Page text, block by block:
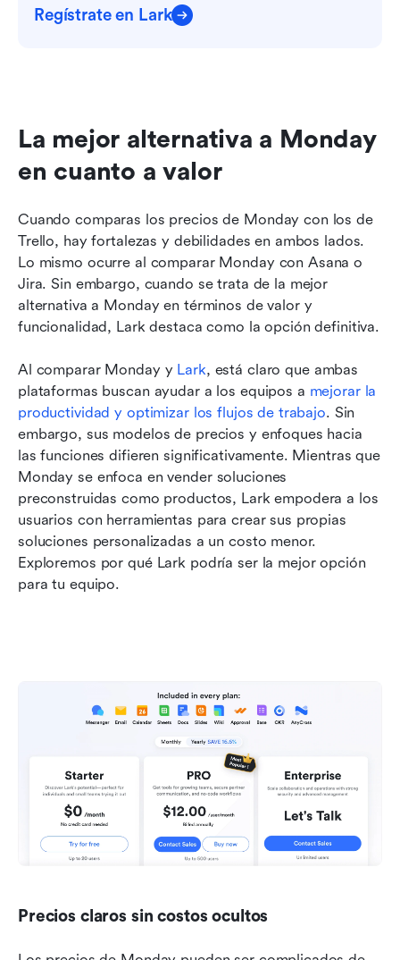
Regístrate en Lark
La mejor alternativa a Monday
en cuanto a valor
Cuando comparas los precios de Monday con los de
Trello, hay fortalezas y debilidades en ambos lados.
Lo mismo ocurre al comparar Monday con Asana o
Jira. Sin embargo, cuando se trata de la mejor
alternativa a Monday en términos de valor y
funcionalidad, Lark destaca como la opción definitiva.
Al comparar Monday y Lark, está claro que ambas
plataformas buscan ayudar a los equipos a mejorar la
productividad y optimizar los flujos de trabajo. Sin
embargo, sus modelos de precios y enfoques hacia
las funciones difieren significativamente. Mientras que
Monday se enfoca en vender soluciones
preconstruidas como productos, Lark empodera a los
usuarios con herramientas para crear sus propias
soluciones personalizadas a un costo menor.
Exploremos por qué Lark podría ser la mejor opción
para tu equipo.
Precios claros sin costos ocultos